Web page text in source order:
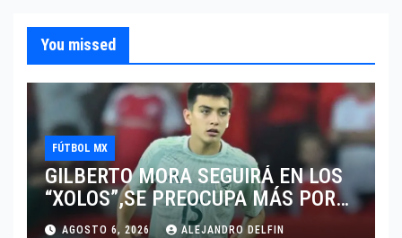
You missed
FÚTBOL MX
GILBERTO MORA SEGUIRÁ EN LOS
“XOLOS”,SE PREOCUPA MÁS POR
JUGAR EN SU EQUIPO.
AGOSTO 6, 2026 ALEJANDRO DELFIN